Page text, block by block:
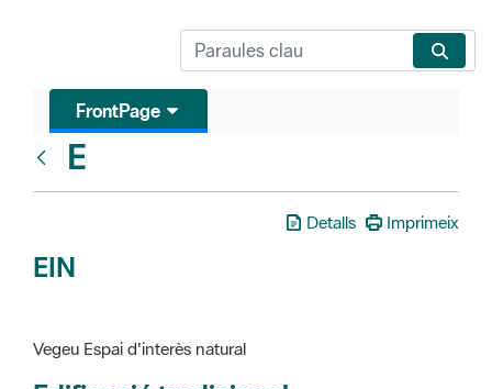
FrontPage
E
Detalls Imprimeix
EIN
Vegeu Espai d'interès natural